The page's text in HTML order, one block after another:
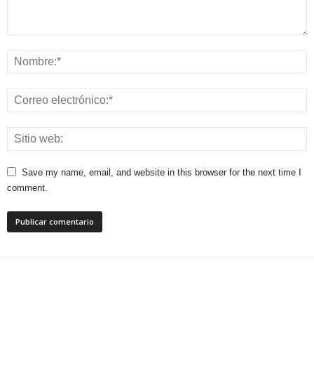
Save my name, email, and website in this browser for the next time I
comment.